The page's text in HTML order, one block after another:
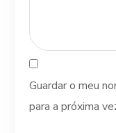
Guardar o meu
para a próxima